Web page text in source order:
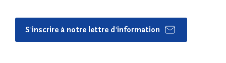
S'inscrire à notre lettre d'information